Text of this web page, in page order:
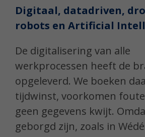
Digitaal, datadriven,
robots en Artificial
De digitalisering van alle
werkprocessen heeft de
opgeleverd. We boeken
tijdwinst, voorkomen
geen gegevens kwijt.
geborgd zijn, zoals in